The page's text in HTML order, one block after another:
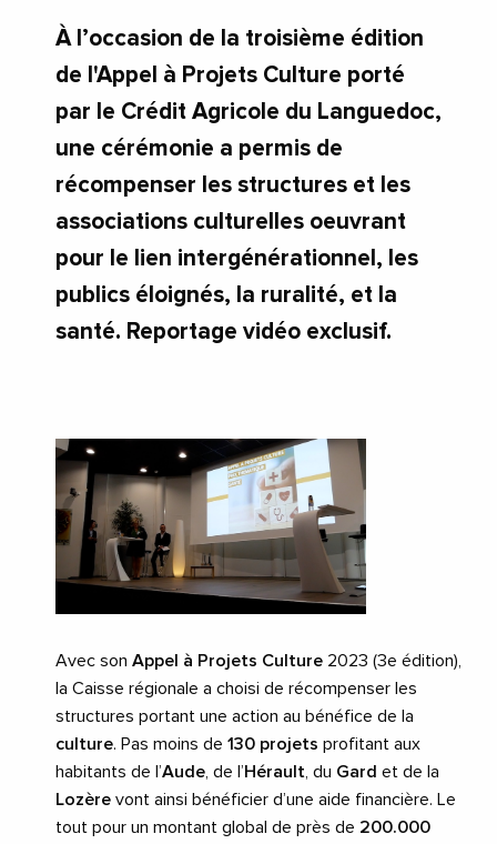
À l’occasion de la troisième édition
de l'Appel à Projets Culture porté
par le Crédit Agricole du Languedoc,
une cérémonie a permis de
récompenser les structures et les
associations culturelles oeuvrant
pour le lien intergénérationnel, les
publics éloignés, la ruralité, et la
santé. Reportage vidéo exclusif.
Avec son Appel à Projets Culture 2023 (3e édition),
la Caisse régionale a choisi de récompenser les
structures portant une action au bénéfice de la
culture. Pas moins de 130 projets profitant aux
habitants de l’Aude , de l’Hérault , du Gard et de la
Lozère vont ainsi bénéficier d’une aide financière. Le
tout pour un montant global de près de 200.000